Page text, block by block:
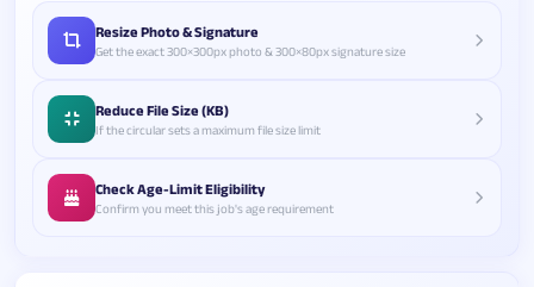
Resize Photo & Signature
Get the exact 300×300px photo & 300×80px signature size
Reduce File Size (KB)
If the circular sets a maximum file size limit
Check Age-Limit Eligibility
Confirm you meet this job's age requirement